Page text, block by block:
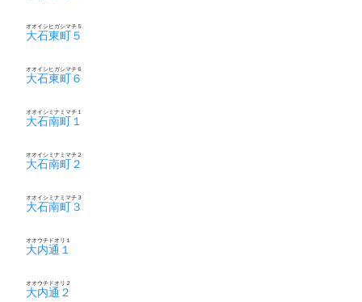
大石東町５
オオイシヒガシマチ５
大石東町６
オオイシヒガシマチ６
大石南町１
オオイシミナミマチ１
大石南町２
オオイシミナミマチ２
大石南町３
オオイシミナミマチ３
大内通１
オオウチドオリ１
大内通２
オオウチドオリ２